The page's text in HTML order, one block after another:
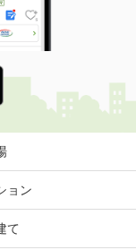
領家
ョン
て